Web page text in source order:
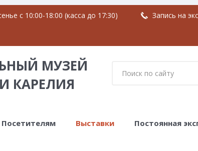
c 10:00-18:00 (касса до 17:30) Запись на
МУЗЕЙ
КАРЕЛИЯ
Посетителям Выставки Постоянная